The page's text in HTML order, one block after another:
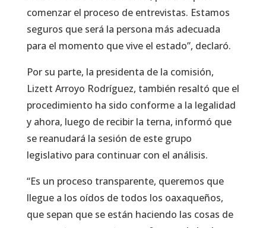
comenzar el proceso de entrevistas. Estamos
seguros que será la persona más adecuada
para el momento que vive el estado”, declaró.
Por su parte, la presidenta de la comisión,
Lizett Arroyo Rodríguez, también resaltó que el
procedimiento ha sido conforme a la legalidad
y ahora, luego de recibir la terna, informó que
se reanudará la sesión de este grupo
legislativo para continuar con el análisis.
“Es un proceso transparente, queremos que
llegue a los oídos de todos los oaxaqueños,
que sepan que se están haciendo las cosas de